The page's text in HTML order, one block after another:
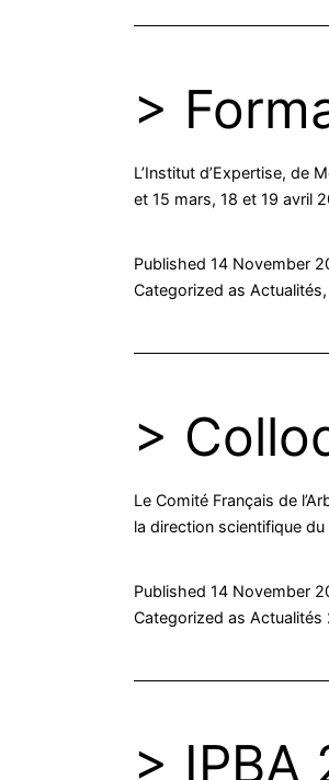
>
L’Institut d’Expertise, de
et 15 mars, 18 et 19 avril
Published 14 November
Categorized as Actualités,
>
Le Comité Français de
la direction scientifique
Published 14 November
Categorized as Actualités
> IPBA